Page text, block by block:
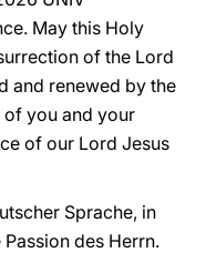
May this Holy
of the Lord
and renewed by the
you and your
of our Lord Jesus
Sprache, in
des Herrn.